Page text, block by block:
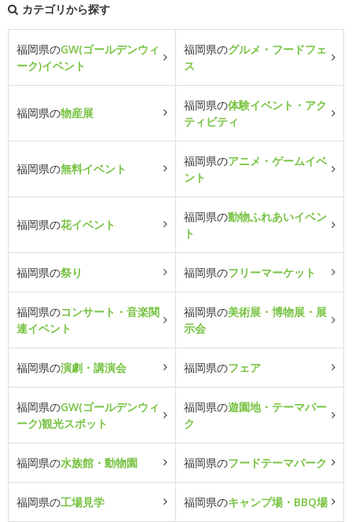
カテゴリから探す
福岡県のGW(ゴールデンウィ
ーク)イベント
福岡県のグルメ・フードフェ
ス
福岡県の物産展
福岡県の体験イベント・アク
ティビティ
福岡県の無料イベント
福岡県のアニメ・ゲームイベ
ント
福岡県の花イベント
福岡県の動物ふれあいイベン
ト
福岡県の祭り 福岡県のフリーマーケット
福岡県のコンサート・音楽関
連イベント
福岡県の美術展・博物展・展
示会
福岡県の演劇・講演会 福岡県のフェア
福岡県のGW(ゴールデンウィ
ーク)観光スポット
福岡県の遊園地・テーマパー
ク
福岡県の水族館・動物園 福岡県のフードテーマパーク
福岡県の工場見学 福岡県のキャンプ場・BBQ場